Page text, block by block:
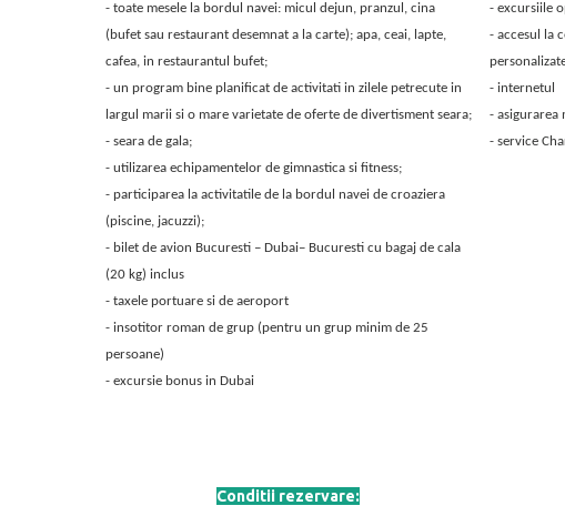
- toate mesele la bordul navei: micul dejun, pranzul, cina
(bufet sau restaurant desemnat a la carte); apa, ceai, lapte,
cafea, in restaurantul bufet;
- un program bine planificat de activitati in zilele petrecute in
largul marii si o mare varietate de oferte de divertisment seara;
- seara de gala;
- utilizarea echipamentelor de gimnastica si fitness;
- participarea la activitatile de la bordul navei de croaziera
(piscine, jacuzzi);
- bilet de avion Bucuresti – Dubai– Bucuresti cu bagaj de cala
(20 kg) inclus
- taxele portuare si de aeroport
- insotitor roman de grup (pentru un grup minim de 25
persoane)
- excursie bonus in Dubai
- excursiile
- accesul la
- internetul
- asigurarea
- service
Conditii rezervare: